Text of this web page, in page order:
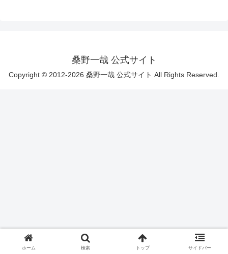
桑野一哉 公式サイト
Copyright © 2012-2026 桑野一哉 公式サイト All Rights Reserved.
ホーム 検索 トップ サイドバー